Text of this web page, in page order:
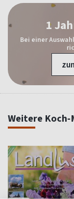
1
Bei einer
Weitere Koch-